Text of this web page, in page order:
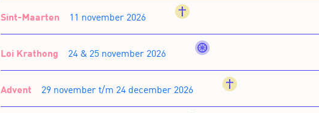
Sint-Maarten 11 november 2026
Loi Krathong 24 & 25 november 2026
Advent 29 november t/m 24 december 2026